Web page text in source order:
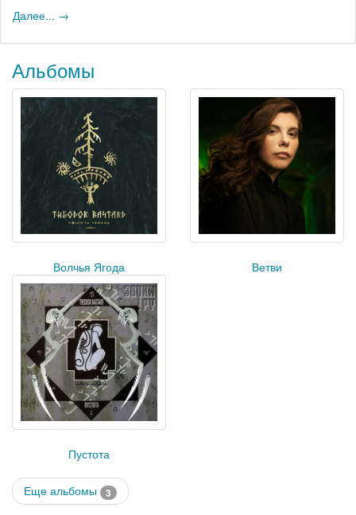
Далее... →
Альбомы
Волчья Ягода Ветви
Пустота
Еще альбомы 3